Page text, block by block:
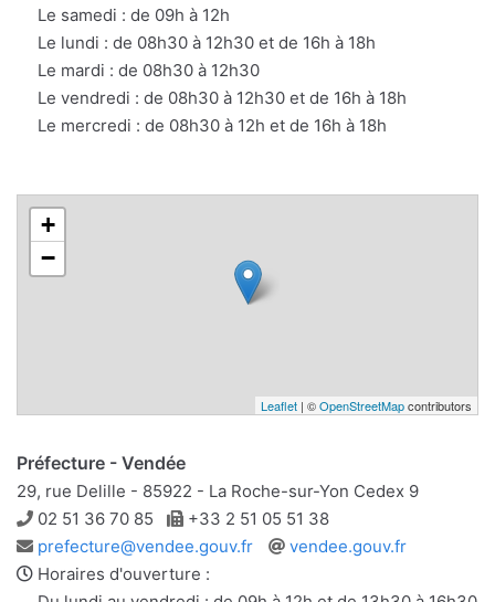
Le samedi : de 09h à 12h
Le lundi : de 08h30 à 12h30 et de 16h à 18h
Le mardi : de 08h30 à 12h30
Le vendredi : de 08h30 à 12h30 et de 16h à 18h
Le mercredi : de 08h30 à 12h et de 16h à 18h
+
−
Leaflet | ©OpenStreetMapcontributors
Préfecture - Vendée
29, rue Delille - 85922 - La Roche-sur-Yon Cedex 9
Téléphone
02 51 36 70 85 Télécopie
+33 2 51 05 51 38
Adresse
e-
prefecture@vendee.gouv.fr
Site
vendee.gouv.fr
Horaires d'ouverture :